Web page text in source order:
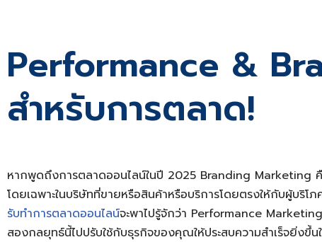
Performance &
สำหรับการตลาด!
หากพูดถึงการตลาดออนไลน์ในปี 2025 Branding Marketing
โดยเฉพาะในบริษัทที่ขายหรือสินค้าหรือบริการโดยตรงให้กับผู้บ
รับทำการตลาดออนไลน์จะพาไปรู้จักว่า Performance
สองกลยุทธ์นี้ไปปรับใช้กับธุรกิจของคุณให้ประสบความสำเร็จยิ่งขึ้น